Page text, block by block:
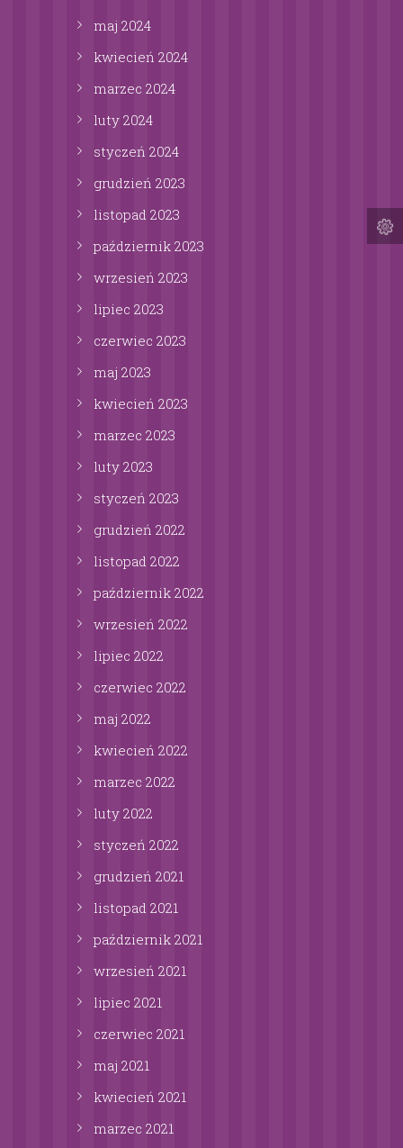
maj 2024
kwiecień 2024
marzec 2024
luty 2024
styczeń 2024
grudzień 2023
listopad 2023
październik 2023
wrzesień 2023
lipiec 2023
czerwiec 2023
maj 2023
kwiecień 2023
marzec 2023
luty 2023
styczeń 2023
grudzień 2022
listopad 2022
październik 2022
wrzesień 2022
lipiec 2022
czerwiec 2022
maj 2022
kwiecień 2022
marzec 2022
luty 2022
styczeń 2022
grudzień 2021
listopad 2021
październik 2021
wrzesień 2021
lipiec 2021
czerwiec 2021
maj 2021
kwiecień 2021
marzec 2021